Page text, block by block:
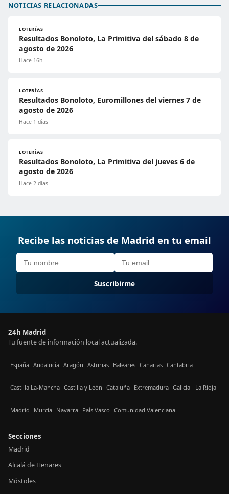
NOTICIAS RELACIONADAS
LOTERÍAS
Resultados Bonoloto, La Primitiva del sábado 8 de
agosto de 2026
Hace 16h
LOTERÍAS
Resultados Bonoloto, Euromillones del viernes 7 de
agosto de 2026
Hace 1 días
LOTERÍAS
Resultados Bonoloto, La Primitiva del jueves 6 de
agosto de 2026
Hace 2 días
Recibe las noticias de Madrid en tu email
Suscribirme
24h Madrid
Tu fuente de información local actualizada.
España Andalucía Aragón Asturias Baleares Canarias Cantabria
Castilla La-Mancha Castilla y León Cataluña Extremadura Galicia La Rioja
Madrid Murcia Navarra País Vasco Comunidad Valenciana
Secciones
Madrid
Alcalá de Henares
Móstoles